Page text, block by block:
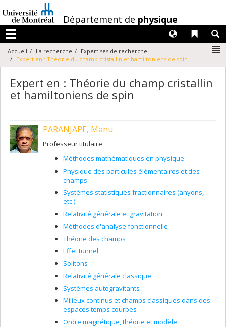
au
contenu
/Département de physique
Menu
Liens
Langues
Accueil La recherche
Expertises de recherche
Expert en : Théorie du champ cristallin et hamiltoniens de spin
Expert en : Théorie du champ cristallin
et hamiltoniens de spin
PARANJAPE, Manu
Professeur titulaire
Méthodes mathématiques en physique
Physique des particules élémentaires et des
champs
Systèmes statistiques fractionnaires (anyons,
etc.)
Relativité générale et gravitation
Méthodes d'analyse fonctionnelle
Théorie des champs
Effet tunnel
Solitons
Relativité générale classique
Systèmes autogravitants
Milieux continus et champs classiques dans des
espaces temps courbes
Ordre magnétique, théorie et modèle